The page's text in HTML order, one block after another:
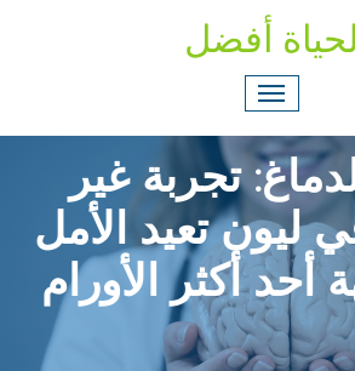
أفضل
تجربة غير
ليون تعيد الأمل
أكثر الأورام